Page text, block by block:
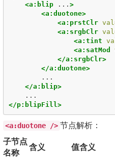
<a:blip
... >
<a:duotone>
<a:prstClr
<a:srgbClr
<a:tint
<a:satMod
</a:srgbClr>
</a:duotone>
</a:blip>
</p:blipFill>
<a:duotone /> 节点解析：
子节点
名称
含义 值含义